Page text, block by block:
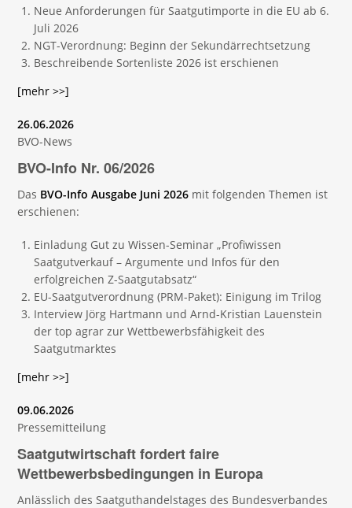
Neue Anforderungen für Saatgutimporte in die EU ab 6.
Juli 2026
NGT-Verordnung: Beginn der Sekundärrechtsetzung
Beschreibende Sortenliste 2026 ist erschienen
[mehr >>]
26.06.2026
BVO-News
BVO-Info Nr. 06/2026
Das BVO-Info Ausgabe Juni 2026 mit folgenden Themen ist
erschienen:
Einladung Gut zu Wissen-Seminar „Profiwissen
Saatgutverkauf – Argumente und Infos für den
erfolgreichen Z-Saatgutabsatz“
EU-Saatgutverordnung (PRM-Paket): Einigung im Trilog
Interview Jörg Hartmann und Arnd-Kristian Lauenstein
der top agrar zur Wettbewerbsfähigkeit des
Saatgutmarktes
[mehr >>]
09.06.2026
Pressemitteilung
Saatgutwirtschaft fordert faire
Wettbewerbsbedingungen in Europa
Anlässlich des Saatguthandelstages des Bundesverbandes